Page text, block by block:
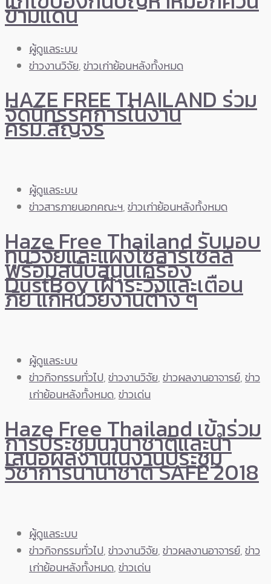
ข้ามแดน
ผู้ดูแลระบบ
ข่าวงานวิจัย,ข่าวเก่าย้อนหลังทั้งหมด
HAZE FREE THAILAND ร่วม
จัดนิทรรศการในงาน
ครม.สัญจร
ผู้ดูแลระบบ
ข่าวสารภายนอกคณะฯ,ข่าวเก่าย้อนหลังทั้งหมด
Haze Free Thailand รับมอบ
ทุนวิจัยและแผงโซลาร์เซลล์
พร้อมสนับสนุนเครื่อง
DustBoy เฝ้าระวังและเตือน
ภัย แก่หน่วยงานต่าง ๆ
ผู้ดูแลระบบ
ข่าวกิจกรรมทั่วไป,ข่าวงานวิจัย,ข่าวผลงานอาจารย์,ข่าว
เก่าย้อนหลังทั้งหมด,ข่าวเด่น
Haze Free Thailand เข้าร่วม
การประชุมนานาชาติและนำ
เสนอผลงานในงานประชุม
วิชาการนานาชาติ SAFE 2018
ผู้ดูแลระบบ
ข่าวกิจกรรมทั่วไป,ข่าวงานวิจัย,ข่าวผลงานอาจารย์,ข่าว
เก่าย้อนหลังทั้งหมด,ข่าวเด่น